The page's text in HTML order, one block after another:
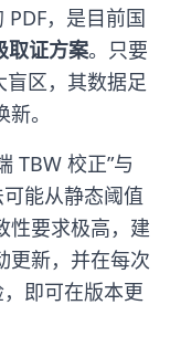
，是目前国
取证方案。只要
区，其数据足
。
TBW 校正”与
能从静态阈值
性要求极高，建
更新，并在每次
即可在版本更